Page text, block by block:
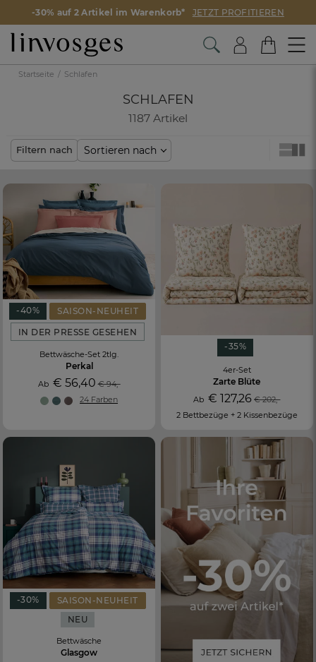
-30% auf 2 Artikel im Warenkorb* JETZT PROFITIEREN
FR DE
AT
BE
CH
Startseite Schlafen
SCHLAFEN
1187 Artikel
Filtern nach Sortieren nach
-40%
SAISON-NEUHEIT
IN DER PRESSE GESEHEN
Bettwäsche-Set 2tlg.
Perkal
Ab € 56,40 € 94,-
24 Farben
-35%
4er-Set
Zarte Blüte
Ab€ 127,26 € 202,-
2 Bettbezüge + 2 Kissenbezüge
-30%
SAISON-NEUHEIT
NEU
Bettwäsche
Glasgow